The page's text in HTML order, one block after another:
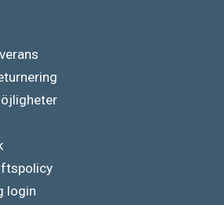
login